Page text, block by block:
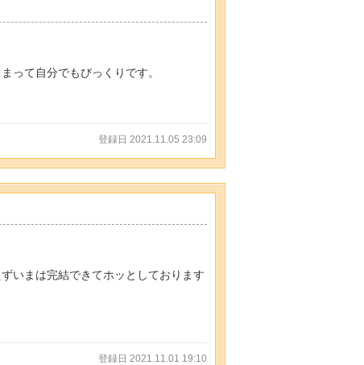
って自分でもびっくりです。
登録日 2021.11.05 23:09
いまは完結できてホッとしております
登録日 2021.11.01 19:10